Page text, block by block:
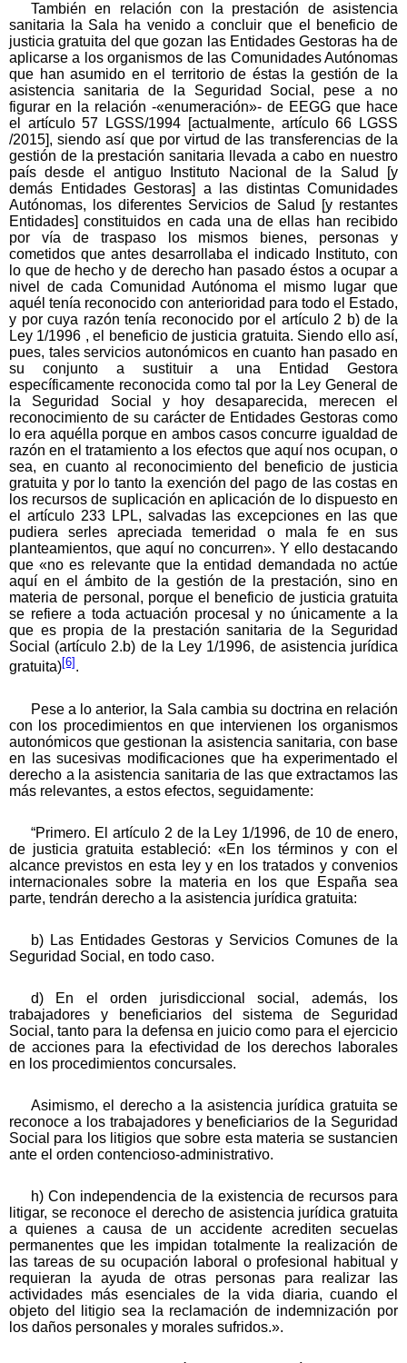
También en relación con la prestación de asistencia
sanitaria la Sala ha venido a concluir que el beneficio de
justicia gratuita del que gozan las Entidades Gestoras ha de
aplicarse a los organismos de las Comunidades Autónomas
que han asumido en el territorio de éstas la gestión de la
asistencia sanitaria de la Seguridad Social, pese a no
figurar en la relación -«enumeración»- de EEGG que hace
el artículo 57 LGSS/1994 [actualmente, artículo 66 LGSS
/2015], siendo así que por virtud de las transferencias de la
gestión de la prestación sanitaria llevada a cabo en nuestro
país desde el antiguo Instituto Nacional de la Salud [y
demás Entidades Gestoras] a las distintas Comunidades
Autónomas, los diferentes Servicios de Salud [y restantes
Entidades] constituidos en cada una de ellas han recibido
por vía de traspaso los mismos bienes, personas y
cometidos que antes desarrollaba el indicado Instituto, con
lo que de hecho y de derecho han pasado éstos a ocupar a
nivel de cada Comunidad Autónoma el mismo lugar que
aquél tenía reconocido con anterioridad para todo el Estado,
y por cuya razón tenía reconocido por el artículo 2 b) de la
Ley 1/1996 , el beneficio de justicia gratuita. Siendo ello así,
pues, tales servicios autonómicos en cuanto han pasado en
su conjunto a sustituir a una Entidad Gestora
específicamente reconocida como tal por la Ley General de
la Seguridad Social y hoy desaparecida, merecen el
reconocimiento de su carácter de Entidades Gestoras como
lo era aquélla porque en ambos casos concurre igualdad de
razón en el tratamiento a los efectos que aquí nos ocupan, o
sea, en cuanto al reconocimiento del beneficio de justicia
gratuita y por lo tanto la exención del pago de las costas en
los recursos de suplicación en aplicación de lo dispuesto en
el artículo 233 LPL, salvadas las excepciones en las que
pudiera serles apreciada temeridad o mala fe en sus
planteamientos, que aquí no concurren». Y ello destacando
que «no es relevante que la entidad demandada no actúe
aquí en el ámbito de la gestión de la prestación, sino en
materia de personal, porque el beneficio de justicia gratuita
se refiere a toda actuación procesal y no únicamente a la
que es propia de la prestación sanitaria de la Seguridad
Social (artículo 2.b) de la Ley 1/1996, de asistencia jurídica
gratuita)[6] .
Pese a lo anterior, la Sala cambia su doctrina en relación
con los procedimientos en que intervienen los organismos
autonómicos que gestionan la asistencia sanitaria, con base
en las sucesivas modificaciones que ha experimentado el
derecho a la asistencia sanitaria de las que extractamos las
más relevantes, a estos efectos, seguidamente:
“Primero. El artículo 2 de la Ley 1/1996, de 10 de enero,
de justicia gratuita estableció: «En los términos y con el
alcance previstos en esta ley y en los tratados y convenios
internacionales sobre la materia en los que España sea
parte, tendrán derecho a la asistencia jurídica gratuita:
b) Las Entidades Gestoras y Servicios Comunes de la
Seguridad Social, en todo caso.
d) En el orden jurisdiccional social, además, los
trabajadores y beneficiarios del sistema de Seguridad
Social, tanto para la defensa en juicio como para el ejercicio
de acciones para la efectividad de los derechos laborales
en los procedimientos concursales.
Asimismo, el derecho a la asistencia jurídica gratuita se
reconoce a los trabajadores y beneficiarios de la Seguridad
Social para los litigios que sobre esta materia se sustancien
ante el orden contencioso-administrativo.
h) Con independencia de la existencia de recursos para
litigar, se reconoce el derecho de asistencia jurídica gratuita
a quienes a causa de un accidente acrediten secuelas
permanentes que les impidan totalmente la realización de
las tareas de su ocupación laboral o profesional habitual y
requieran la ayuda de otras personas para realizar las
actividades más esenciales de la vida diaria, cuando el
objeto del litigio sea la reclamación de indemnización por
los daños personales y morales sufridos.».